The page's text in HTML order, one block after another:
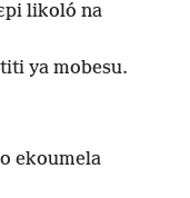
likoló na
ya mobesu.
ekoumela